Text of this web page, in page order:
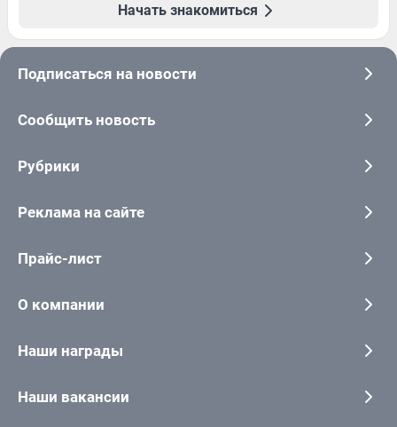
Начать знакомиться
Подписаться на новости
Сообщить новость
Рубрики
Реклама на сайте
Прайс-лист
О компании
Наши награды
Наши вакансии